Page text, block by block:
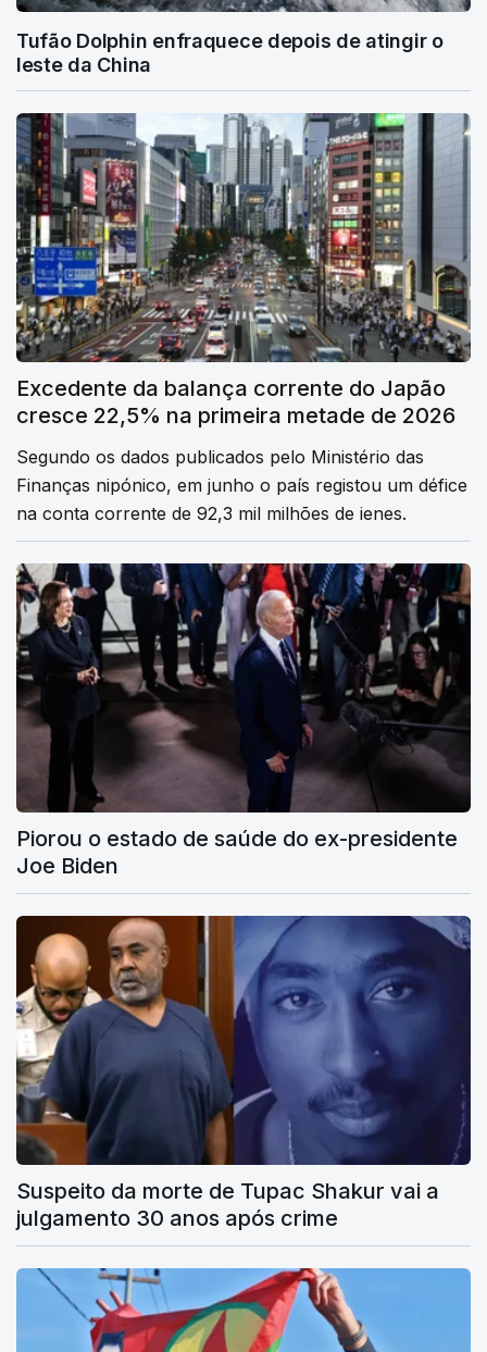
Tufão Dolphin enfraquece depois de atingir o
leste da China
Excedente da balança corrente do Japão
cresce 22,5% na primeira metade de 2026
Segundo os dados publicados pelo Ministério das
Finanças nipónico, em junho o país registou um défice
na conta corrente de 92,3 mil milhões de ienes.
Piorou o estado de saúde do ex-presidente
Joe Biden
Suspeito da morte de Tupac Shakur vai a
julgamento 30 anos após crime